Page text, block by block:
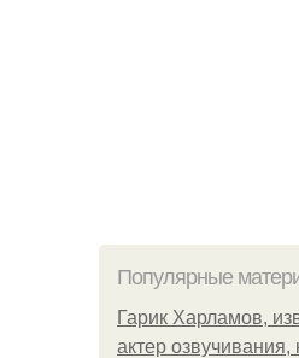
Популярные
Гарик Харламов,
актер озвучивания,